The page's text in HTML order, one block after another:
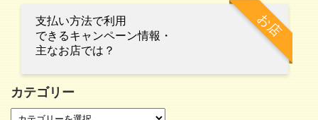
お店
支払い方法で利用
できるキャンペーン情報・
主なお店では？
カテゴリー